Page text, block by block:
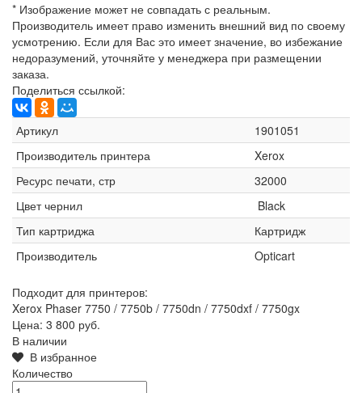
* Изображение может не совпадать с реальным.
Производитель имеет право изменить внешний вид по своему
усмотрению. Если для Вас это имеет значение, во избежание
недоразумений, уточняйте у менеджера при размещении
заказа.
Поделиться ссылкой:
Артикул
1901051
Производитель принтера
Xerox
Ресурс печати, стр
32000
Цвет чернил
Black
Тип картриджа
Картридж
Производитель
Opticart
Подходит для принтеров:
Xerox Phaser 7750 / 7750b / 7750dn / 7750dxf / 7750gx
Цена: 3 800 руб.
В наличии
В избранное
Количество